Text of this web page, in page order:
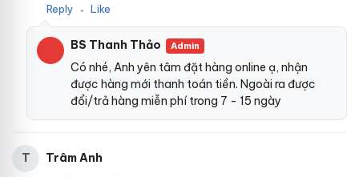
Reply ● Like
BS Thanh Thảo Admin
Có nhé, Anh yên tâm đặt hàng online ạ, nhận
được hàng mới thanh toán tiền. Ngoài ra được
đổi/trả hàng miễn phí trong 7 - 15 ngày
T
Trâm Anh